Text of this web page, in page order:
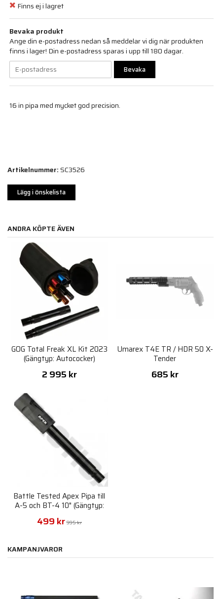
Finns ej i lagret
Bevaka produkt
Ange din e-postadress nedan så meddelar vi dig när produkten
finns i lager! Din e-postadress sparas i upp till 180 dagar.
Bevaka
16 in pipa med mycket god precision.
Artikelnummer:SC3526
Lägg i önskelista
ANDRA KÖPTE ÄVEN
GOG Total Freak XL Kit 2023
(Gängtyp: Autococker)
2 995 kr
Umarex T4E TR / HDR 50 X-
Tender
685 kr
Battle Tested Apex Pipa till
A-5 och BT-4 10" (Gängtyp:
A5/X7)
499 kr 995 kr
KAMPANJVAROR